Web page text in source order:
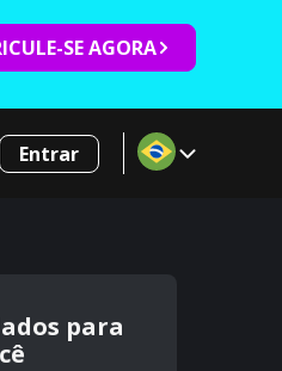
SE AGORA
Entrar
para